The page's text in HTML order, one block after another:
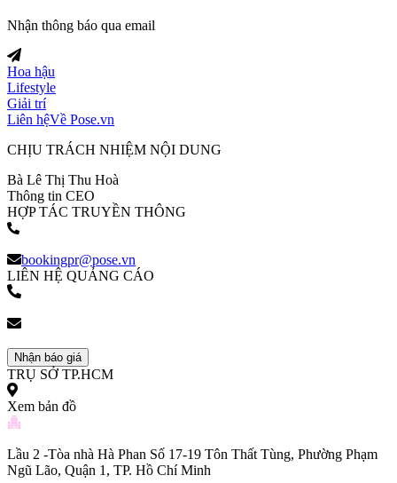
Nhận thông báo qua email
Hoa hậu
Lifestyle
Giải trí
Liên hệVề Pose.vn
CHỊU TRÁCH NHIỆM NỘI DUNG
Bà Lê Thị Thu Hoà
Thông tin CEO
HỢP TÁC TRUYỀN THÔNG
bookingpr@pose.vn
LIÊN HỆ QUẢNG CÁO
Nhận báo giá
TRỤ SỞ TP.HCM
Xem bản đồ
Lầu 2 -Tòa nhà Hà Phan Số 17-19 Tôn Thất Tùng, Phường Phạm
Ngũ Lão, Quận 1, TP. Hồ Chí Minh